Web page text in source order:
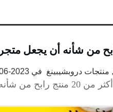
في 2023-06-17
أكثر من 20 منتج رابح من شأنه أن يجعل متجرك الإلكتروني ناجحًا